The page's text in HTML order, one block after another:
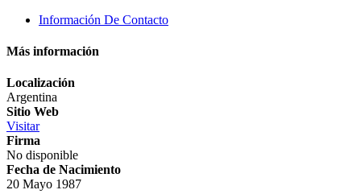
Información De Contacto
Más información
Localización
Argentina
Sitio Web
Visitar
Firma
No disponible
Fecha de Nacimiento
20 Mayo 1987